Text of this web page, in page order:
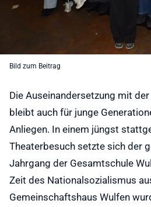
Bild zum Beitrag
Die Auseinandersetzung mit
bleibt auch für junge
Anliegen. In einem jüngst
Theaterbesuch setzte sich der
Jahrgang der Gesamtschule
Zeit des Nationalsozialismus
Gemeinschaftshaus Wulfen